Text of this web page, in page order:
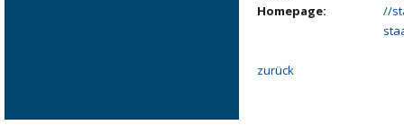
Homepage:
//
zurück